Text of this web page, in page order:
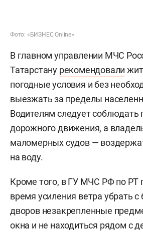
Фото: «БИЗНЕС Online»
В главном управлении МЧС
Татарстану рекомендовали
погодные условия и без
выезжать за пределы
Водителям следует соблюдать
дорожного движения, а
маломерных судов —
на воду.
Кроме того, в ГУ МЧС РФ по РТ
время усиления ветра убрать с
дворов незакрепленные
окна и не находиться рядом с